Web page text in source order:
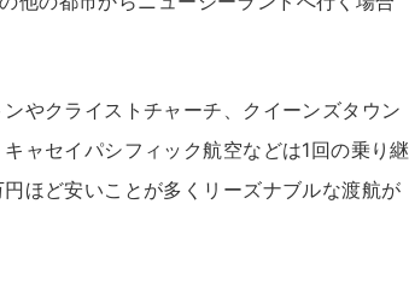
やクライストチャーチ、クイーンズタウン
ャセイパシフィック航空などは1回の乗り継
ほど安いことが多くリーズナブルな渡航が